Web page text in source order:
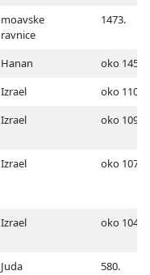
moavske
ravnice
1473.
Hanan
oko 1450.
Izrael
oko 1100.
Izrael oko 1090.
Izrael oko 1078.
Izrael oko 1040.
Juda
580.